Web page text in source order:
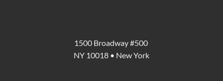
1500 Broadway #500
NY 10018 • New York